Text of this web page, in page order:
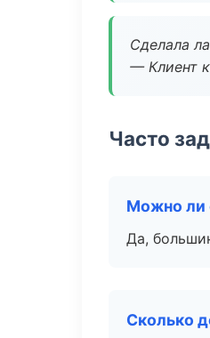
Сделала
— Клиент
Часто
Можно ли
Да,
Сколько